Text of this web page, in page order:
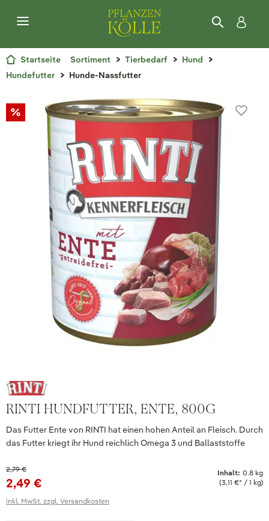
Startseite Sortiment Tierbedarf
Hund
Hundefutter
Hunde-Nassfutter
RINTI HUNDFUTTER, ENTE, 800G
Das Futter Ente von RINTI hat einen hohen Anteil an Fleisch. Durch
das Futter kriegt ihr Hund reichlich Omega 3 und Ballaststoffe
2,49 €
2,79 € Inhalt: 0.8 kg
(3,11 €* / 1 kg)
inkl. MwSt. zzgl. Versandkosten